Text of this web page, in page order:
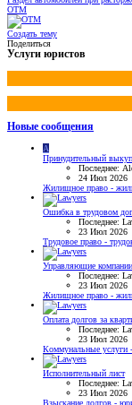
OTM
Создать тему
Поделиться
Услуги юристов
Новые сообщения
A
Принудительный
Последнее:
24 Июл 2026
Жилищное право -
Ошибка в трудовом
Последнее:
23 Июл 2026
Трудовое право -
Управляющие
Последнее:
23 Июл 2026
Жилищное право -
Оплата долгов за
Последнее:
23 Июл 2026
Коммунальные
Исполнительный лист
Последнее:
23 Июл 2026
Взыскание долгов -